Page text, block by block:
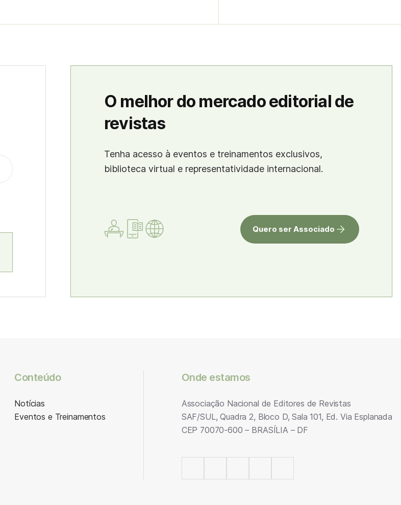
O melhor do mercado editorial de
revistas
Tenha acesso à eventos e treinamentos exclusivos,
biblioteca virtual e representatividade internacional.
Quero ser Associado
Conteúdo
Notícias
Eventos e Treinamentos
Onde estamos
Associação Nacional de Editores de Revistas
SAF/SUL, Quadra 2, Bloco D, Sala 101, Ed. Via Esplanada
CEP 70070-600 – BRASÍLIA – DF